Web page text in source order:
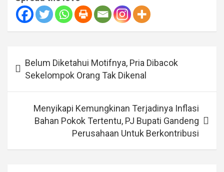
posBelum Diketahui Motifnya, Pria Dibacok
Sekelompok Orang Tak Dikenal
Menyikapi Kemungkinan Terjadinya Inflasi
Bahan Pokok Tertentu, PJ Bupati Gandeng
Perusahaan Untuk Berkontribusi